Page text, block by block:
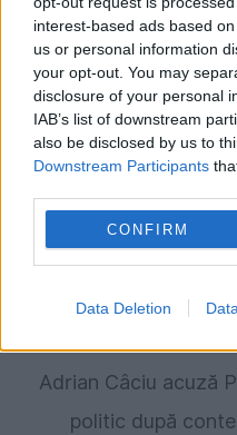
interest-based ads based
us or personal information
your opt-out. You may
disclosure of your personal
IAB’s list of downstream
also be disclosed by us to
Downstream Participants
CONFIRM
Data Deletion
jaloanele prost
de
Adrian Câciu acuză
politic după